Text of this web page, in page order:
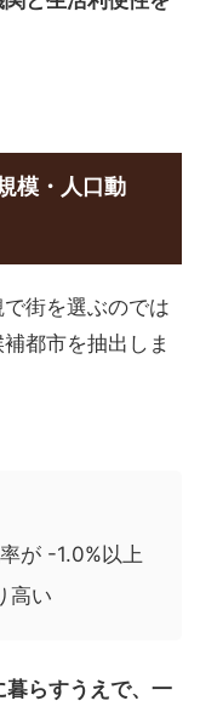
模・人口動
街を選ぶのでは
都市を抽出しま
が -1.0%以上
高い
暮らすうえで、一